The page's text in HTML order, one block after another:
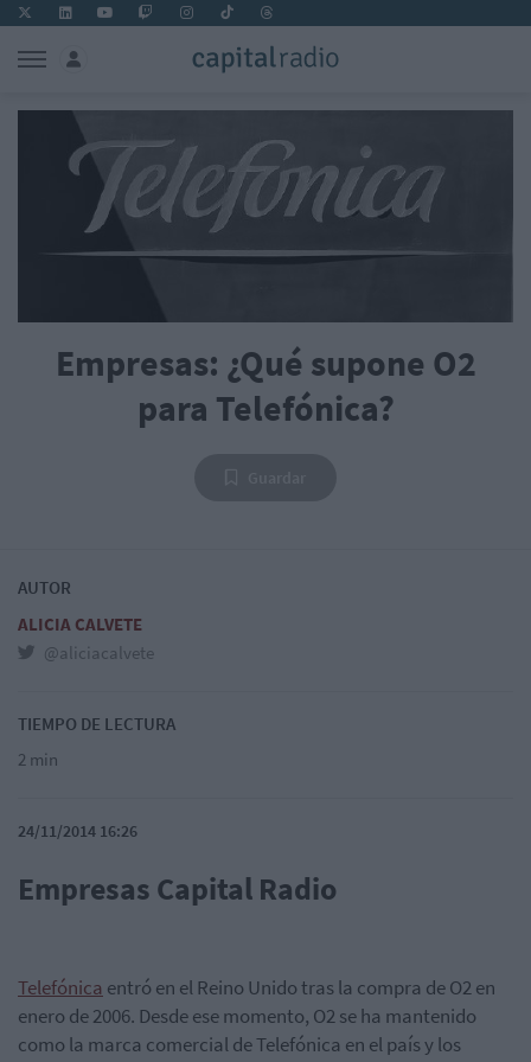
Empresas: ¿Qué supone O2
para Telefónica?
AUTOR
ALICIA CALVETE
@aliciacalvete
TIEMPO DE LECTURA
2 min
24/11/2014 16:26
Empresas Capital Radio
Telefónica entró en el Reino Unido tras la compra de O2 en
enero de 2006. Desde ese momento, O2 se ha mantenido
como la marca comercial de Telefónica en el país y los